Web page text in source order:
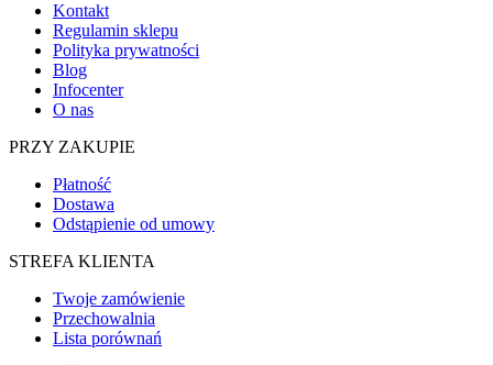
Kontakt
Regulamin sklepu
Polityka prywatności
Blog
Infocenter
O nas
PRZY ZAKUPIE
Płatność
Dostawa
Odstąpienie od umowy
STREFA KLIENTA
Twoje zamówienie
Przechowalnia
Lista porównań